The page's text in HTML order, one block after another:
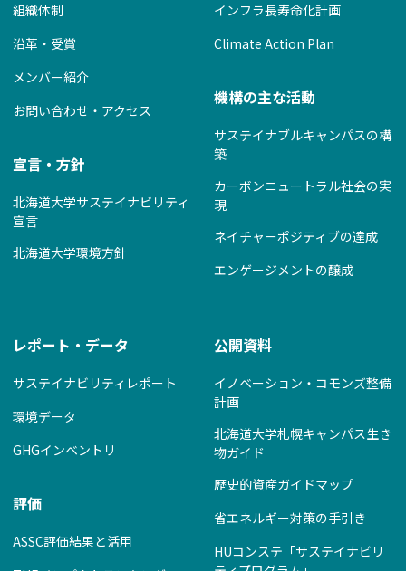
組織体制
沿革・受賞
メンバー紹介
お問い合わせ・アクセス
宣言・方針
北海道大学サステイナビリティ
宣言
北海道大学環境方針
インフラ長寿命化計画
Climate Action Plan
機構の主な活動
サステイナブルキャンパスの構
築
カーボンニュートラル社会の実
現
ネイチャーポジティブの達成
エンゲージメントの醸成
レポート・データ
サステイナビリティレポート
環境データ
GHGインベントリ
評価
ASSC評価結果と活用
公開資料
イノベーション・コモンズ整備
計画
北海道大学札幌キャンパス生き
物ガイド
歴史的資産ガイドマップ
省エネルギー対策の手引き
HUコンステ「サステイナビリ